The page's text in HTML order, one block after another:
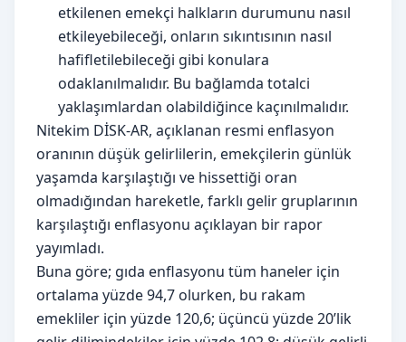
etkilenen emekçi halkların durumunu nasıl
etkileyebileceği, onların sıkıntısının nasıl
hafifletilebileceği gibi konulara
odaklanılmalıdır. Bu bağlamda totalci
yaklaşımlardan olabildiğince kaçınılmalıdır.
Nitekim DİSK-AR, açıklanan resmi enflasyon
oranının düşük gelirlilerin, emekçilerin günlük
yaşamda karşılaştığı ve hissettiği oran
olmadığından hareketle, farklı gelir gruplarının
karşılaştığı enflasyonu açıklayan bir rapor
yayımladı.
Buna göre; gıda enflasyonu tüm haneler için
ortalama yüzde 94,7 olurken, bu rakam
emekliler için yüzde 120,6; üçüncü yüzde 20’lik